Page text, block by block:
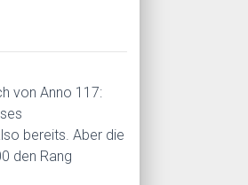
von Anno 117:
bereits. Aber die
den Rang